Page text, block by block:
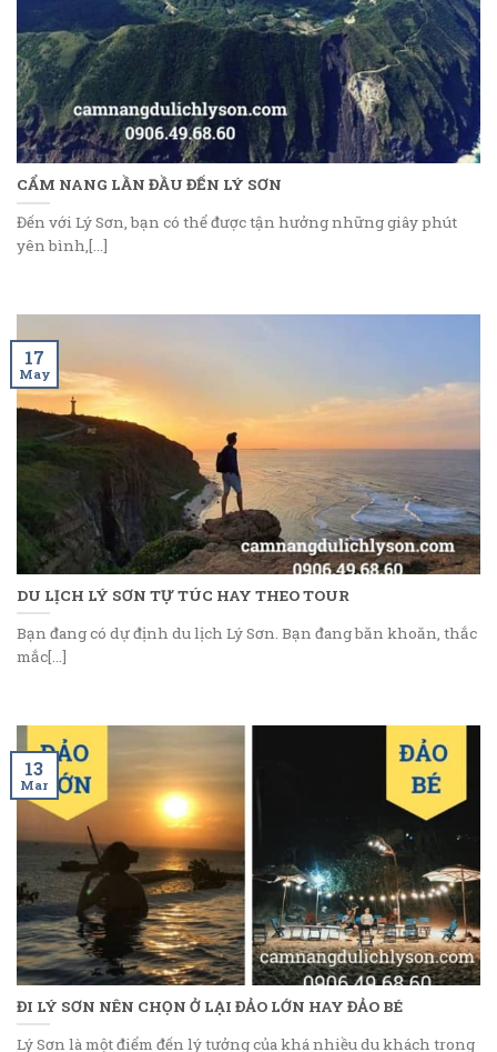
CẨM NANG LẦN ĐẦU ĐẾN LÝ SƠN
Đến với Lý Sơn, bạn có thể được tận hưởng những giây phút
yên bình,[...]
DU LỊCH LÝ SƠN TỰ TÚC HAY THEO TOUR
Bạn đang có dự định du lịch Lý Sơn. Bạn đang băn khoăn, thắc
mắc[...]
17
May
ĐI LÝ SƠN NÊN CHỌN Ở LẠI ĐẢO LỚN HAY ĐẢO BÉ
Lý Sơn là một điểm đến lý tưởng của khá nhiều du khách trong
13
Mar